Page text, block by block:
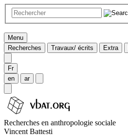
Menu
Recherches
Travaux/ écrits Extra
Fr
en
ar
Recherches en anthropologie sociale
Vincent Battesti